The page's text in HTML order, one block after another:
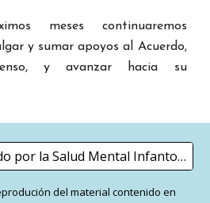
meses continuaremos
ysumar apoyos a Acuerdo,
y
avanzar hacia su
DESCARGA >> Acuerdo por la Salud Mental Infanto-Juvenil
del material contenido en